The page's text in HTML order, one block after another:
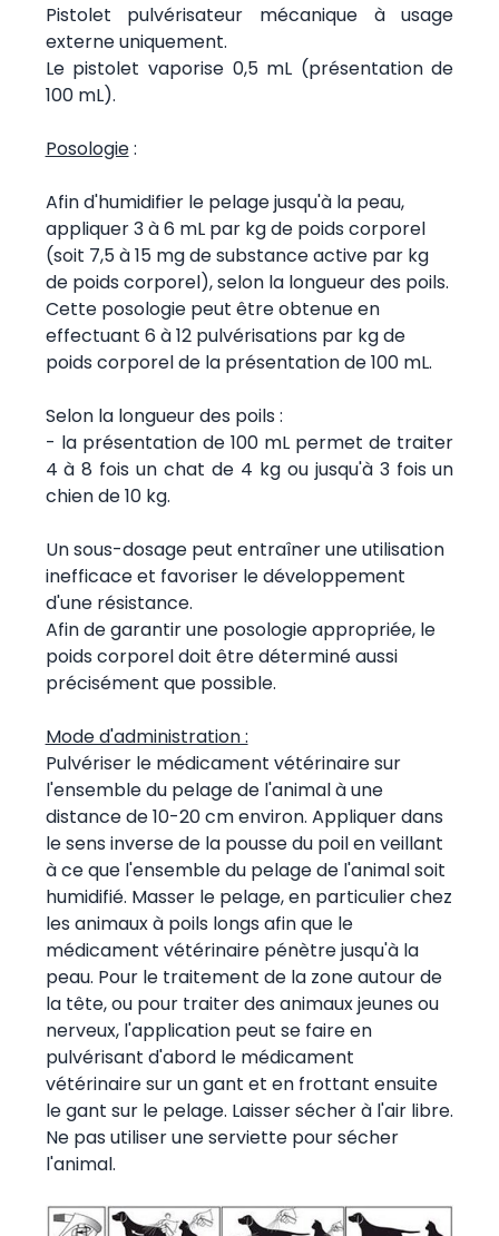
Pistolet pulvérisateur mécanique à usage
externe uniquement.
Le pistolet vaporise 0,5 mL (présentation de
100 mL).
Posologie:
Afin d'humidifier le pelage jusqu'à la peau,
appliquer 3 à 6 mL par kg de poids corporel
(soit 7,5 à 15 mg de substance active par kg
de poids corporel), selon la longueur des poils.
Cette posologie peut être obtenue en
effectuant 6 à 12 pulvérisations par kg de
poids corporel de la présentation de 100 mL.
Selon la longueur des poils :
- la présentation de 100 mL permet de traiter
4 à 8 fois un chat de 4 kg ou jusqu'à 3 fois un
chien de 10 kg.
Un sous-dosage peut entraîner une utilisation
inefficace et favoriser le développement
d'une résistance.
Afin de garantir une posologie appropriée, le
poids corporel doit être déterminé aussi
précisément que possible.
Mode d'administration :
Pulvériser le médicament vétérinaire sur
l'ensemble du pelage de l'animal à une
distance de 10-20 cm environ. Appliquer dans
le sens inverse de la pousse du poil en veillant
à ce que l'ensemble du pelage de l'animal soit
humidifié. Masser le pelage, en particulier chez
les animaux à poils longs afin que le
médicament vétérinaire pénètre jusqu'à la
peau. Pour le traitement de la zone autour de
la tête, ou pour traiter des animaux jeunes ou
nerveux, l'application peut se faire en
pulvérisant d'abord le médicament
vétérinaire sur un gant et en frottant ensuite
le gant sur le pelage. Laisser sécher à l'air libre.
Ne pas utiliser une serviette pour sécher
l'animal.